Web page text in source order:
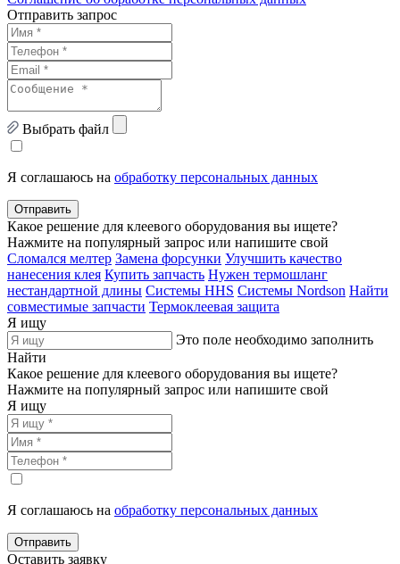
Отправить запрос
Выбрать файл
Я соглашаюсь на обработку персональных данных
Отправить
Какое решение для клеевого оборудования вы ищете?
Нажмите на популярный запрос или напишите свой
Сломался мелтер Замена форсунки Улучшить качество
нанесения клея Купить запчасть Нужен термошланг
нестандартной длины Системы HHS Системы Nordson Найти
совместимые запчасти Термоклеевая защита
Я ищу
Это поле необходимо заполнить
Найти
Какое решение для клеевого оборудования вы ищете?
Нажмите на популярный запрос или напишите свой
Я ищу
Я соглашаюсь на обработку персональных данных
Отправить
Оставить заявку